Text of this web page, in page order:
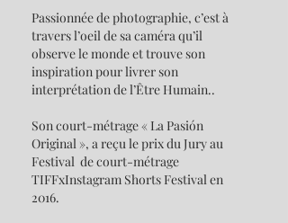
Passionnée de photographie, c’est à
travers l’oeil de sa caméra qu’il
observe le monde et trouve son
inspiration pour livrer son
interprétation de l’Être Humain..
Son court-métrage « La Pasión
Original », a reçu le prix du Jury au
Festival de court-métrage
TIFFxInstagram Shorts Festival en
2016.